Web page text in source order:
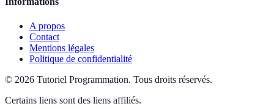
A propos
Contact
Mentions légales
Politique de confidentialité
© 2026 Tutoriel Programmation. Tous droits réservés.
Certains liens sont des liens affiliés.